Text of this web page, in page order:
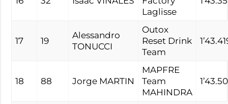
Laglisse
17 19
Alessandro
TONUCCI
Outox
Reset Drink
Team
18 88 Jorge MARTIN
MAPFRE
Team
MAHINDRA